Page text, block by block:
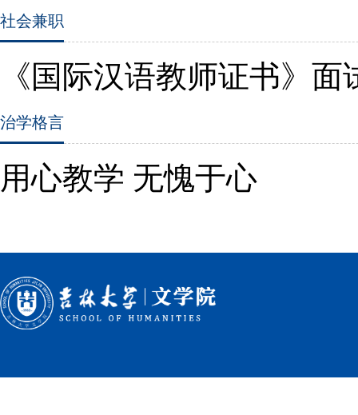
社会兼职
《国际汉语教师证书》面
治学格言
用心教学 无愧于心